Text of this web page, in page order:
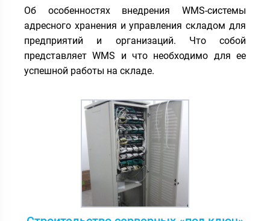
Об особенностях внедрения WMS-системы
адресного хранения и управления складом для
предприятий и организаций. Что собой
представляет WMS и что необходимо для ее
успешной работы на складе.